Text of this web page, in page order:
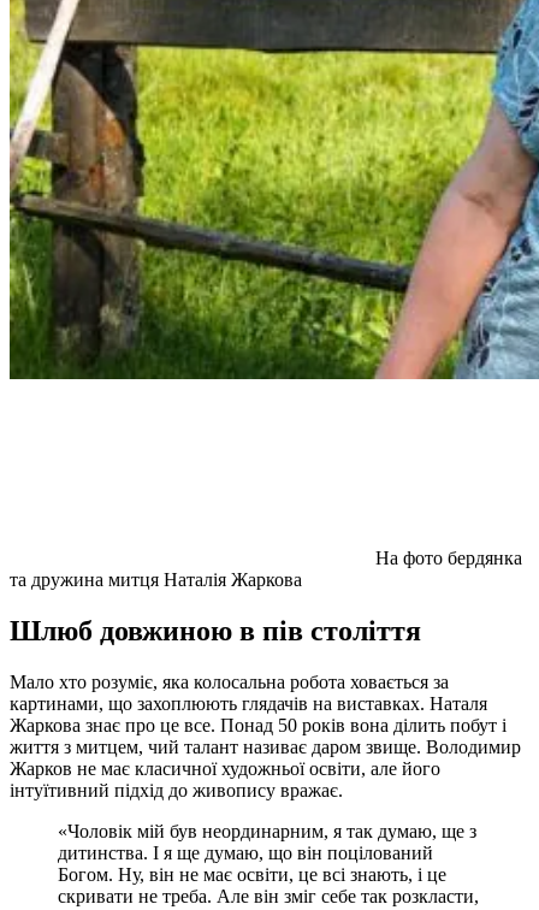
На фото бердянка
та дружина митця Наталія Жаркова
Шлюб довжиною в пів століття
Мало хто розуміє, яка колосальна робота ховається за
картинами, що захоплюють глядачів на виставках. Наталя
Жаркова знає про це все. Понад 50 років вона ділить побут і
життя з митцем, чий талант називає даром звище. Володимир
Жарков не має класичної художньої освіти, але його
інтуїтивний підхід до живопису вражає.
«Чоловік мій був неординарним, я так думаю, ще з
дитинства. І я ще думаю, що він поцілований
Богом. Ну, він не має освіти, це всі знають, і це
скривати не треба. Але він зміг себе так розкласти,